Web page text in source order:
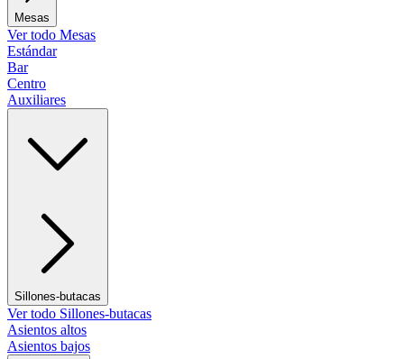
Mesas
Ver todo Mesas
Estándar
Bar
Centro
Auxiliares
Sillones-butacas
Ver todo Sillones-butacas
Asientos altos
Asientos bajos